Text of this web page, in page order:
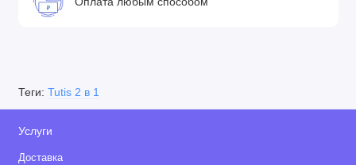
Теги: Tutis 2 в 1
Услуги
Доставка